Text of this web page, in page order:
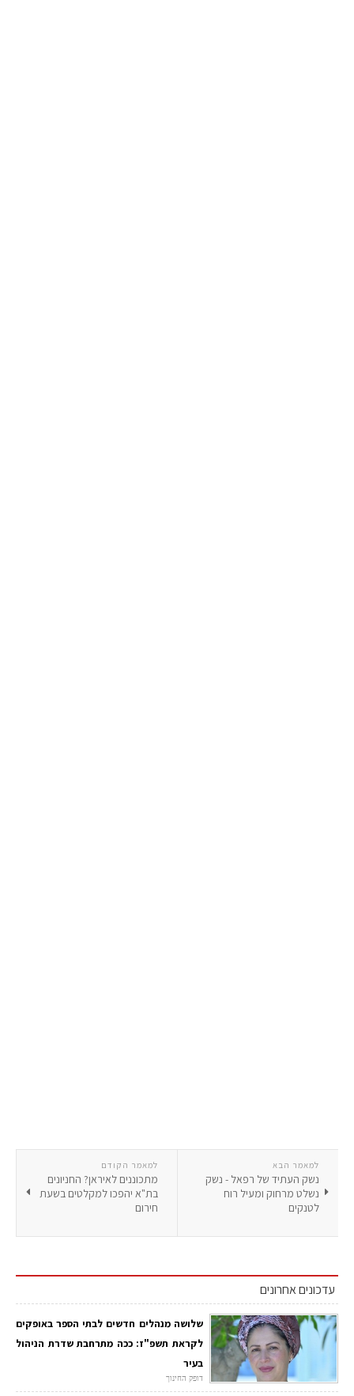
למאמר הקודם
מתכוננים לאיראן? החניונים
בת"א יהפכו למקלטים בשעת
חירום
למאמר הבא
נשק העתיד של רפאל - נשק
נשלט מרחוק ומעיל רוח
לטנקים
עדכונים אחרונים
שלושה מנהלים חדשים לבתי הספר באופקים
לקראת תשפ"ז: ככה מתרחבת שדרת הניהול
בעיר
דופק החינוך